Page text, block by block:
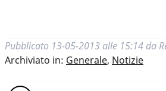
Pubblicato 13-05-2013 alle 15:14 da
Archiviato in: Generale, Notizie